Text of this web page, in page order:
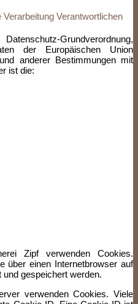
Verantwortlichen
Grundverordnung,
der Europäischen Union
anderer Bestimmungen mit
ist die:
Zipf verwenden Cookies.
über einen Internetbrowser auf
gespeichert werden.
verwenden Cookies. Viele